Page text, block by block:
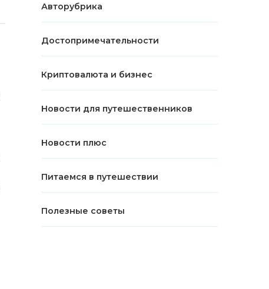
Авторубрика
Достопримечательности
Криптовалюта и бизнес
Новости для путешественников
Новости плюс
Питаемся в путешествии
Полезные советы